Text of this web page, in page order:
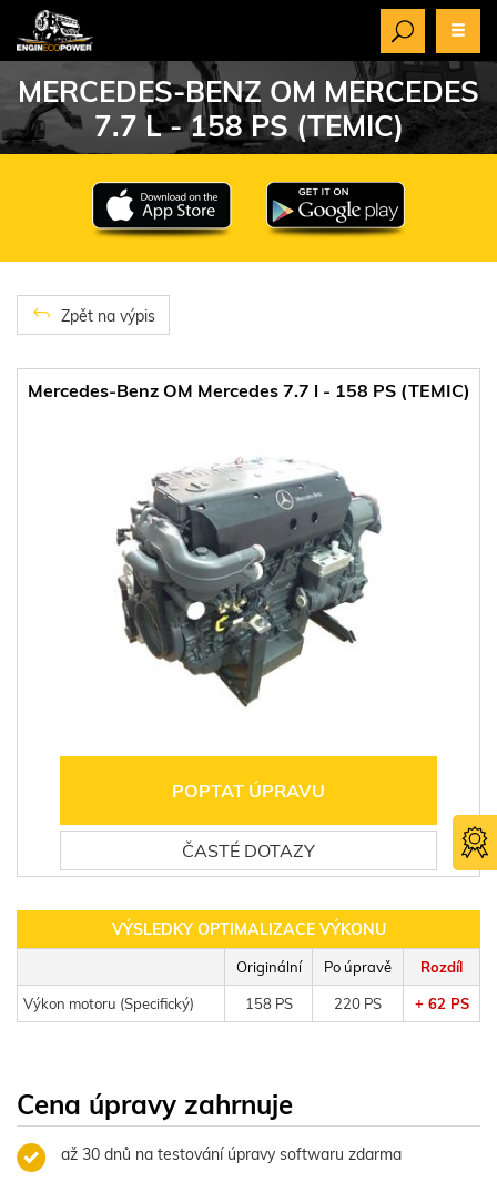
MERCEDES-BENZ OM MERCEDES
7.7 L - 158 PS (TEMIC)
Zpět na výpis
Mercedes-Benz OM Mercedes 7.7 l - 158 PS (TEMIC)
POPTAT ÚPRAVU
ČASTÉ DOTAZY
VÝSLEDKY OPTIMALIZACE VÝKONU
Originální Po úpravě Rozdíl
Výkon motoru (Specifický) 158 PS 220 PS + 62 PS
Cena úpravy zahrnuje
až 30 dnů na testování úpravy softwaru zdarma